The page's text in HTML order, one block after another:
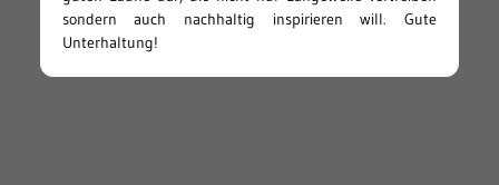
sondern auch nachhaltig inspirieren will. Gute
Unterhaltung!